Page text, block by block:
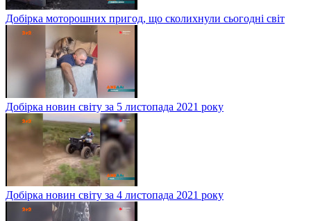
Добірка моторошних пригод, що сколихнули сьогодні світ
Добірка новин світу за 5 листопада 2021 року
Добірка новин світу за 4 листопада 2021 року